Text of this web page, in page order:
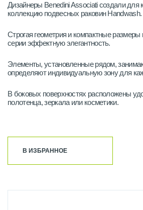
Дизайнеры Benedini Associati создали для
коллекцию подвесных раковин Handwash.
Строгая геометрия и компактные
серии эффектную элегантность.
Элементы, установленные рядом,
определяют индивидуальную зону для
В боковых поверхностях расположены
полотенца, зеркала или косметики.
В ИЗБРАННОЕ